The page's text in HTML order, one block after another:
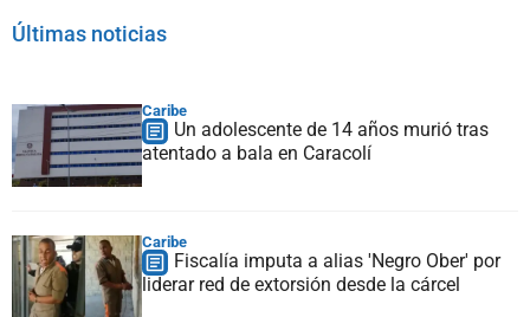
Últimas noticias
Caribe
Un adolescente de 14 años murió tras
atentado a bala en Caracolí
Caribe
Fiscalía imputa a alias 'Negro Ober' por
liderar red de extorsión desde la cárcel